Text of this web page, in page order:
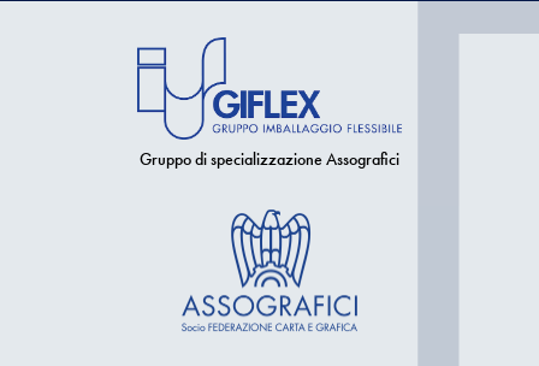
Gruppo di specializzazione Assografici